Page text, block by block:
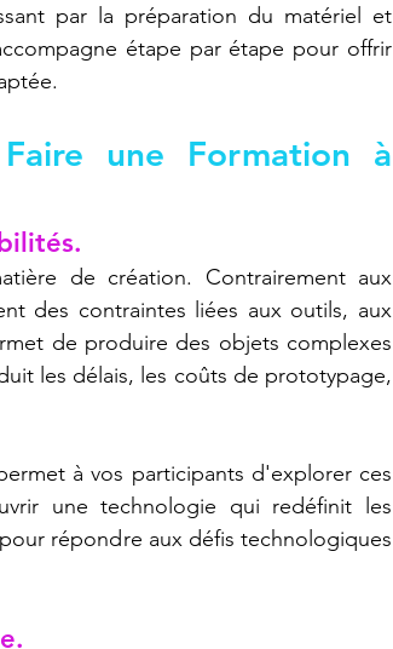
par la préparation du matériel et
étape par étape pour offrir
une Formation à
de création. Contrairement aux
des contraintes liées aux outils, aux
de produire des objets complexes
les délais, les coûts de prototypage,
à vos participants d'explorer ces
une technologie qui redéfinit les
répondre aux défis technologiques